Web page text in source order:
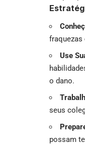
fraquezas
Use
o dano.
seus
possam